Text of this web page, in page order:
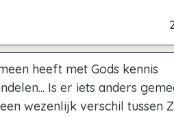
heeft met Gods kennis
Is er iets anders
wezenlijk verschil tussen